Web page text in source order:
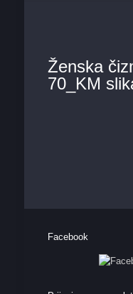
Ženska
70_KM
Facebook